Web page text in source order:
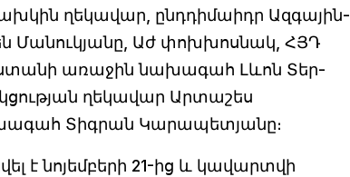
ղեկավար, ընդդիմաիդր Ազգային-
Մանուկյանը, Աժ փոխխոսնակ, ՀՅԴ
առաջին նախագահ Լևոն Տեր-
ղեկավար Արտաշես
Տիգրան Կարապետյանը։
է նոյեմբերի 21-ից և կավարտվի